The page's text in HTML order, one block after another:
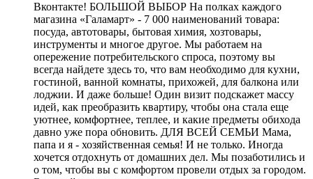
Вконтакте! БОЛЬШОЙ ВЫБОР На полках каждого
магазина «Галамарт» - 7 000 наименований товара:
посуда, автотовары, бытовая химия, хозтовары,
инструменты и многое другое. Мы работаем на
опережение потребительского спроса, поэтому вы
всегда найдете здесь то, что вам необходимо для кухни,
гостиной, ванной комнаты, прихожей, для балкона или
лоджии. И даже больше! Один визит подскажет массу
идей, как преобразить квартиру, чтобы она стала еще
уютнее, комфортнее, теплее, и какие предметы обихода
давно уже пора обновить. ДЛЯ ВСЕЙ СЕМЬИ Мама,
папа и я - хозяйственная семья! И не только. Иногда
хочется отдохнуть от домашних дел. Мы позаботились и
о том, чтобы вы с комфортом провели отдых за городом.